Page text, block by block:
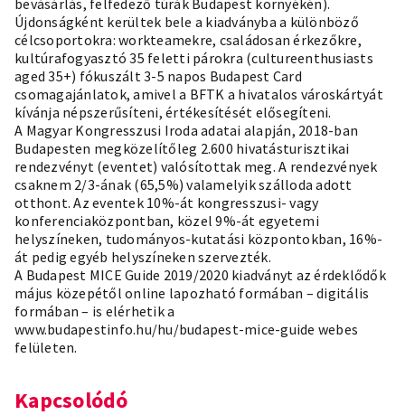
bevásárlás, felfedező túrák Budapest környékén).
Újdonságként kerültek bele a kiadványba a különböző
célcsoportokra: workteamekre, családosan érkezőkre,
kultúrafogyasztó 35 feletti párokra (cultureenthusiasts
aged 35+) fókuszált 3-5 napos Budapest Card
csomagajánlatok, amivel a BFTK a hivatalos városkártyát
kívánja népszerűsíteni, értékesítését elősegíteni.
A Magyar Kongresszusi Iroda adatai alapján, 2018-ban
Budapesten megközelítőleg 2.600 hivatásturisztikai
rendezvényt (eventet) valósítottak meg. A rendezvények
csaknem 2/3-ának (65,5%) valamelyik szálloda adott
otthont. Az eventek 10%-át kongresszusi- vagy
konferenciaközpontban, közel 9%-át egyetemi
helyszíneken, tudományos-kutatási központokban, 16%-
át pedig egyéb helyszíneken szervezték.
A Budapest MICE Guide 2019/2020 kiadványt az érdeklődők
május közepétől online lapozható formában – digitális
formában – is elérhetik a
www.budapestinfo.hu/hu/budapest-mice-guide webes
felületen.
Kapcsolódó